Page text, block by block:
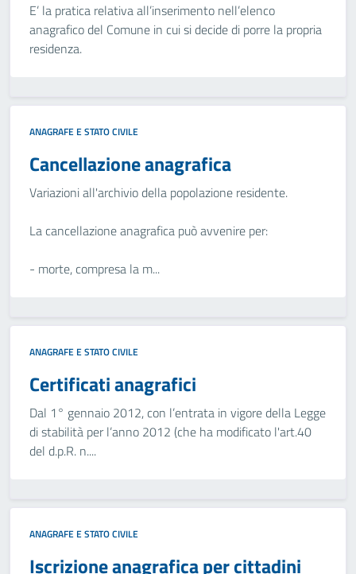
E’ la pratica relativa all’inserimento nell’elenco
anagrafico del Comune in cui si decide di porre la propria
residenza.
ANAGRAFE E STATO CIVILE
Cancellazione anagrafica
Variazioni all'archivio della popolazione residente.
La cancellazione anagrafica può avvenire per:
- morte, compresa la m...
ANAGRAFE E STATO CIVILE
Certificati anagrafici
Dal 1° gennaio 2012, con l’entrata in vigore della Legge
di stabilità per l’anno 2012 (che ha modificato l'art.40
del d.p.R. n....
ANAGRAFE E STATO CIVILE
Iscrizione anagrafica per cittadini